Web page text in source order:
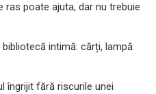
ras poate ajuta, dar nu trebuie
intimă: cărți, lampă
îngrijit fără riscurile unei